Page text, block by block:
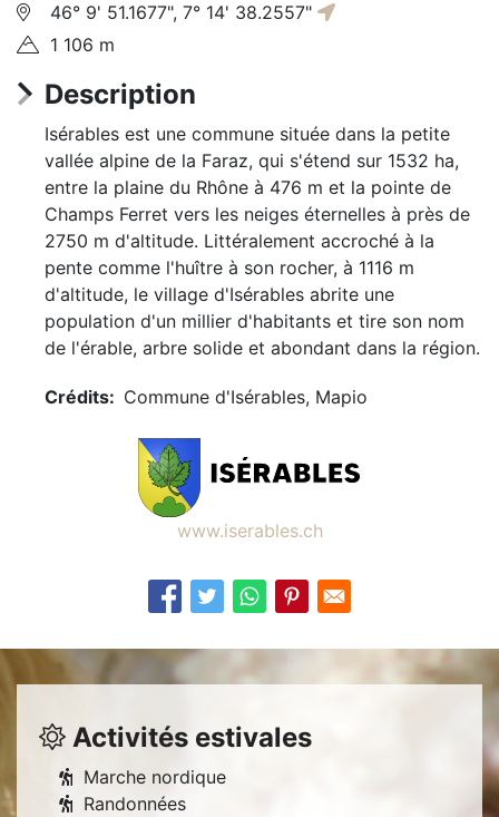
46° 9' 51.1677", 7° 14' 38.2557"
1 106 m
Description
Isérables est une commune située dans la petite
vallée alpine de la Faraz, qui s'étend sur 1532 ha,
entre la plaine du Rhône à 476 m et la pointe de
Champs Ferret vers les neiges éternelles à près de
2750 m d'altitude. Littéralement accroché à la
pente comme l'huître à son rocher, à 1116 m
d'altitude, le village d'Isérables abrite une
population d'un millier d'habitants et tire son nom
de l'érable, arbre solide et abondant dans la région.
Crédits Commune d'Isérables, Mapio
www.iserables.ch
Activités estivales
Marche nordique
Randonnées